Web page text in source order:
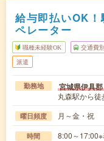
給与即払いOK
ペレーター
職種未経験OK 交通費
派遣
勤務地 宮城県伊具郡
丸森駅から徒
曜日頻度 月～金・祝
時間 8:00～17:00※